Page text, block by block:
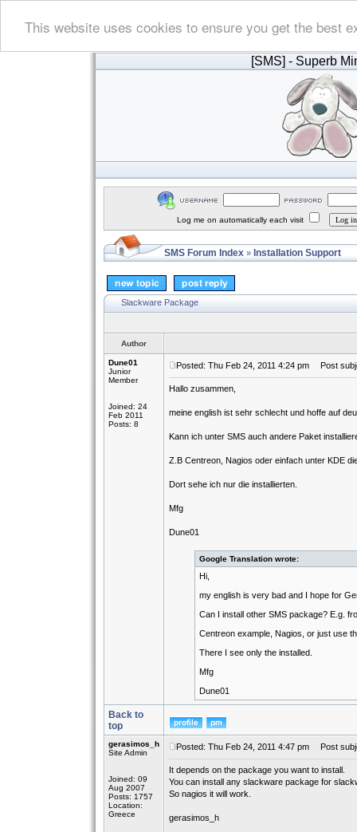
This website uses cookies to ensure you get the best
[SMS] - Superb
Log me on automatically each visit
SMS Forum Index » Installation Support
Slackware Package
Author
Dune01
Junior
Member
Joined: 24
Feb 2011
Posts: 8
Posted: Thu Feb 24, 2011 4:24 pm Post
Hallo zusammen,
meine english ist sehr schlecht und hoffe auf
Kann ich unter SMS auch andere Paket
Z.B Centreon, Nagios oder einfach unter KDE
Dort sehe ich nur die installierten.
Mfg
Dune01
Google Translation wrote:
Hi,
my english is very bad and I hope for
Can I install other SMS package? E.g.
Centreon example, Nagios, or just use
There I see only the installed.
Mfg
Dune01
Back to
top
gerasimos_h
Site Admin
Joined: 09
Aug 2007
Posts: 1757
Location:
Greece
Posted: Thu Feb 24, 2011 4:47 pm Post
It depends on the package you want to install.
You can install any slackware package for
So nagios it will work.
gerasimos_h